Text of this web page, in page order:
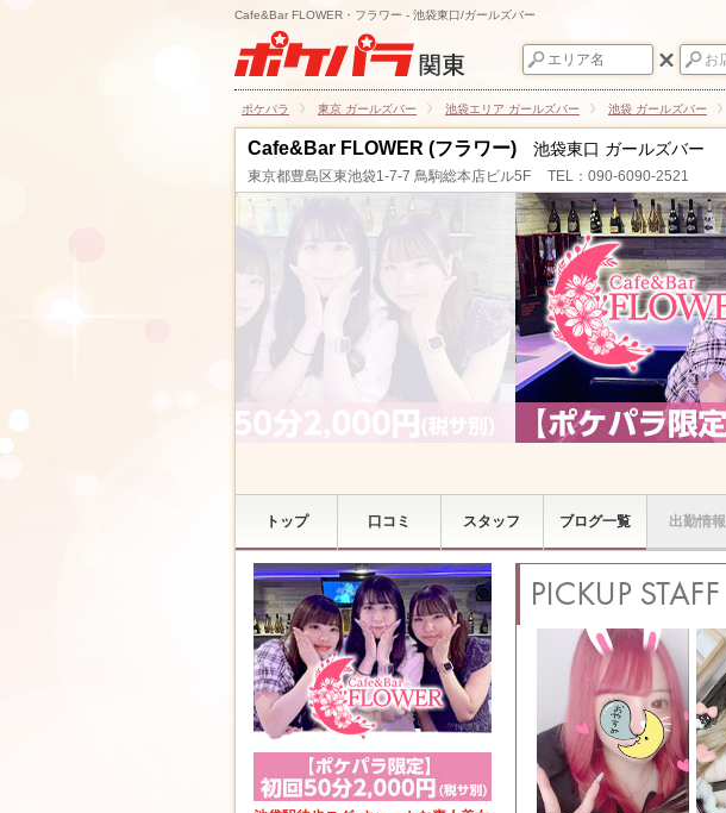
Cafe&Bar FLOWER・フラワー - 池袋東口/ガールズバー
ポケパラ 東京 ガールズバー 池袋エリア ガールズバー 池袋 ガールズバー
Cafe&Bar FLOWER (フラワー) 池袋東口 ガールズバー
東京都豊島区東池袋1-7-7 鳥駒総本店ビル5F TEL：090-6090-2521
トップ 口コミ スタッフ ブログ一覧 出勤情報